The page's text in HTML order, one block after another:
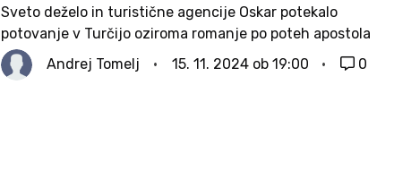
Sveto deželo in turistične agencije Oskar potekalo
potovanje v Turčijo oziroma romanje po poteh apostola
Pavla. Petindvajset romarjev sta vzorno in v veliko
zadovoljstvo vseh udeležencev vodila frančiškanski pater...
Andrej Tomelj 15. 11. 2024 ob 19:00 0